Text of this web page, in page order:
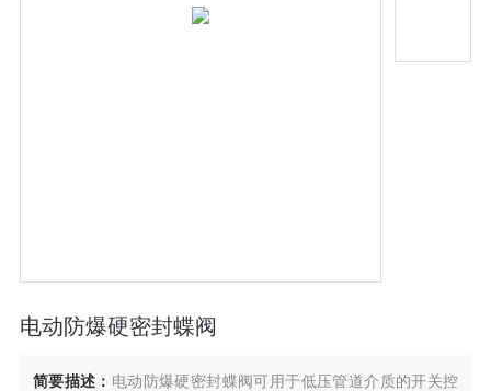
电动防爆硬密封蝶阀
简要描述： 电动防爆硬密封蝶阀可用于低压管道介质的开关控